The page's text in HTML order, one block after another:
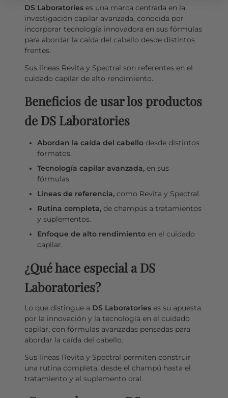
DS Laboratorieses una marca centrada en la
investigación capilar avanzada, conocida por
incorporar tecnología innovadora en sus fórmulas
para abordar la caída del cabello desde distintos
frentes.
Sus líneas Revita y Spectral son referentes en el
cuidado capilar de alto rendimiento.
Beneficios de usar los productos
de DS Laboratories
Abordan la caída del cabellodesde distintos
formatos.
Tecnología capilar avanzada,en sus
fórmulas.
Líneas de referencia,como Revita y Spectral.
Rutina completa,de champús a tratamientos
y suplementos.
Enfoque de alto rendimientoen el cuidado
capilar.
¿Qué hace especial a DS
Laboratories?
Lo que distingue a DS Laboratorieses su apuesta
por la innovación y la tecnología en el cuidado
capilar, con fórmulas avanzadas pensadas para
abordar la caída del cabello.
Sus líneas Revita y Spectral permiten construir
una rutina completa, desde el champú hasta el
tratamiento y el suplemento oral.